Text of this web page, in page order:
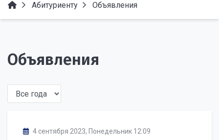
Абитуриенту Объявления
Объявления
4 сентября 2023, Понедельник 12:09